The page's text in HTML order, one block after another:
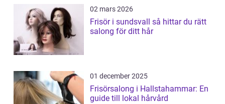
02 mars 2026
Frisör i sundsvall så hittar du rätt
salong för ditt hår
01 december 2025
Frisörsalong i Hallstahammar: En
guide till lokal hårvård